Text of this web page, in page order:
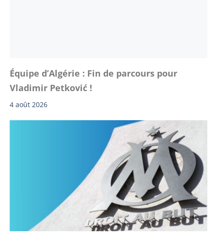
Équipe d’Algérie : Fin de parcours pour
Vladimir Petković !
4 août 2026